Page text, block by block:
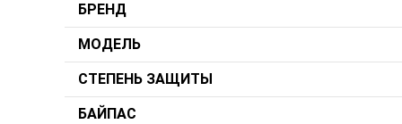
БРЕНД
МОДЕЛЬ
СТЕПЕНЬ ЗАЩИТЫ
БАЙПАС